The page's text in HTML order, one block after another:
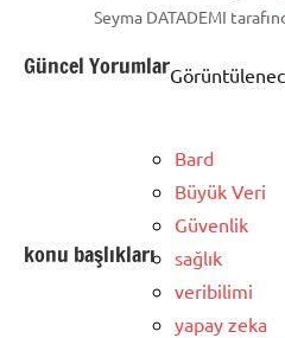
Seyma DATADEMI
Güncel Yorumlar
konu başlıkları
Bard
Büyük Veri
Güvenlik
sağlık
veribilimi
yapay zeka